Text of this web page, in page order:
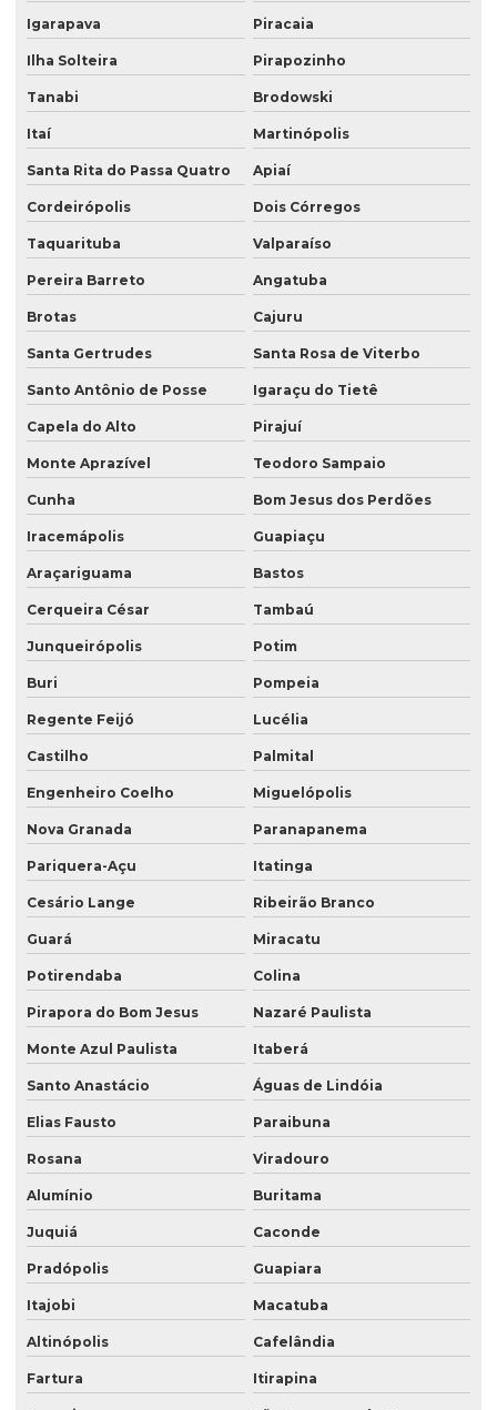
Igarapava Piracaia
Ilha Solteira Pirapozinho
Tanabi Brodowski
Itaí Martinópolis
Santa Rita do Passa Quatro Apiaí
Cordeirópolis Dois Córregos
Taquarituba Valparaíso
Pereira Barreto Angatuba
Brotas Cajuru
Santa Gertrudes Santa Rosa de Viterbo
Santo Antônio de Posse Igaraçu do Tietê
Capela do Alto Pirajuí
Monte Aprazível Teodoro Sampaio
Cunha Bom Jesus dos Perdões
Iracemápolis Guapiaçu
Araçariguama Bastos
Cerqueira César Tambaú
Junqueirópolis Potim
Buri Pompeia
Regente Feijó Lucélia
Castilho Palmital
Engenheiro Coelho Miguelópolis
Nova Granada Paranapanema
Pariquera-Açu Itatinga
Cesário Lange Ribeirão Branco
Guará Miracatu
Potirendaba Colina
Pirapora do Bom Jesus Nazaré Paulista
Monte Azul Paulista Itaberá
Santo Anastácio Águas de Lindóia
Elias Fausto Paraibuna
Rosana Viradouro
Alumínio Buritama
Juquiá Caconde
Pradópolis Guapiara
Itajobi Macatuba
Altinópolis Cafelândia
Fartura Itirapina